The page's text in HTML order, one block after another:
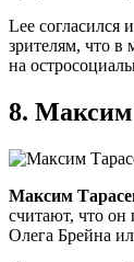
Lee согласился
зрителям, что в
на
8. Максим
Максим
считают, что он
Олега Брейна